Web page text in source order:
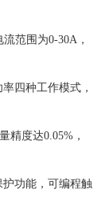
范围为0-30A，
四种工作模式，
精度达0.05%，
功能，可编程触